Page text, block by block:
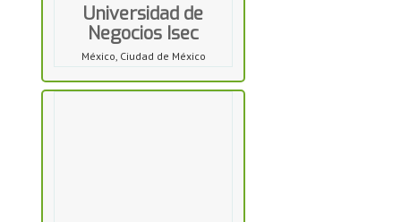
Universidad de
Negocios Isec
México, Ciudad de México